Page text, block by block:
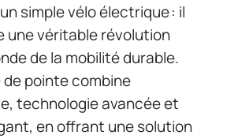
simple vélo électrique : il
une véritable révolution
de la mobilité durable.
de pointe combine
technologie avancée et
en offrant une solution